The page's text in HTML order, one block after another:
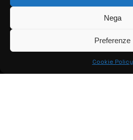
Nega
Preferenze
Cookie Policy